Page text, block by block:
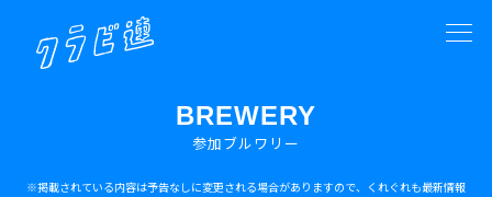
BREWERY
参加ブルワリー
※掲載されている内容は予告なしに変更される場合がありますので、くれぐれも最新情報